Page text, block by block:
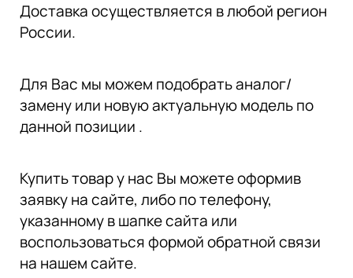
Доставка осуществляется в любой регион
России.
Для Вас мы можем подобрать аналог/
замену или новую актуальную модель по
данной позиции .
Купить товар у нас Вы можете оформив
заявку на сайте, либо по телефону,
указанному в шапке сайта или
воспользоваться формой обратной связи
на нашем сайте.